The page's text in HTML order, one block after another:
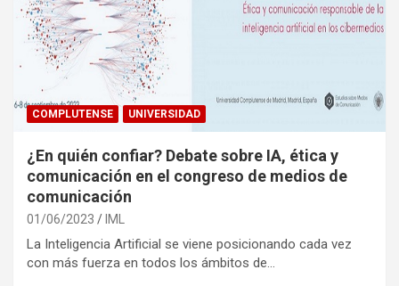
COMPLUTENSE UNIVERSIDAD
¿En quién confiar? Debate sobre IA, ética y
comunicación en el congreso de medios de
comunicación
01/06/2023 IML
La Inteligencia Artificial se viene posicionando cada vez
con más fuerza en todos los ámbitos de…